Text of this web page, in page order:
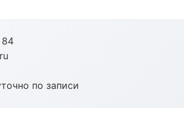
по записи